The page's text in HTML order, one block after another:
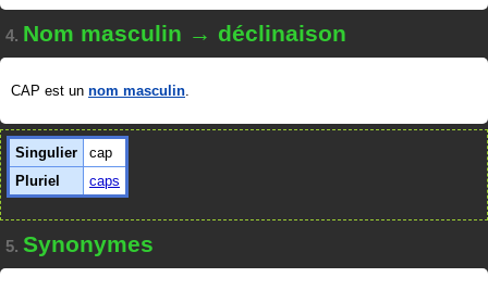
4. Nom masculin → déclinaison
CAP est un nom masculin.
Singulier
cap
Pluriel
caps
5. Synonymes